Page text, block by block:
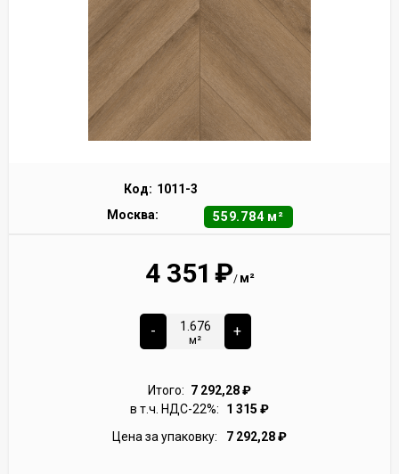
Код: 1011-3
Москва:
559.784 м²
4 351 ₽/ м²
-
м²
+
Итого: 7 292,28₽
в т.ч. НДС-22%:
1 315 ₽
Цена за упаковку:
7 292,28₽